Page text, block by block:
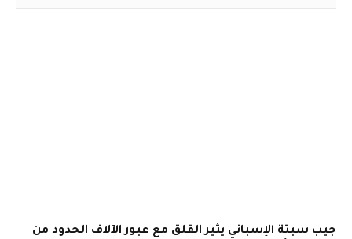
جيب سبتة الإسباني يثير القلق مع عبور الآلاف الحدود من